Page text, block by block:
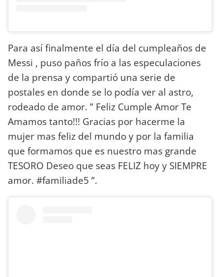
Para así finalmente el día del cumpleaños de
Messi , puso paños frío a las especulaciones
de la prensa y compartió una serie de
postales en donde se lo podía ver al astro,
rodeado de amor. ” Feliz Cumple Amor Te
Amamos tanto!!! Gracias por hacerme la
mujer mas feliz del mundo y por la familia
que formamos que es nuestro mas grande
TESORO Deseo que seas FELIZ hoy y SIEMPRE
amor. #familiade5 ”.